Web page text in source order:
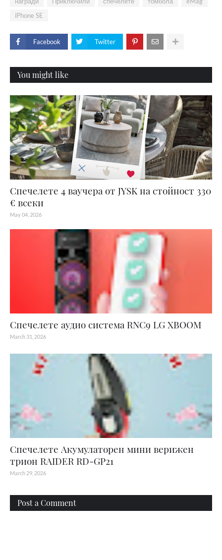
iPhone SE
Facebook Twitter
You might like
Спечелете 4 ваучера от JYSK на стойност 330
€ всеки
May 04, 2026
Спечелете аудио система RNC9 LG XBOOM
March 31, 2026
Спечелете Акумулаторен мини верижен
трион RAIDER RD-GP21
March 29, 2026
Post a Comment